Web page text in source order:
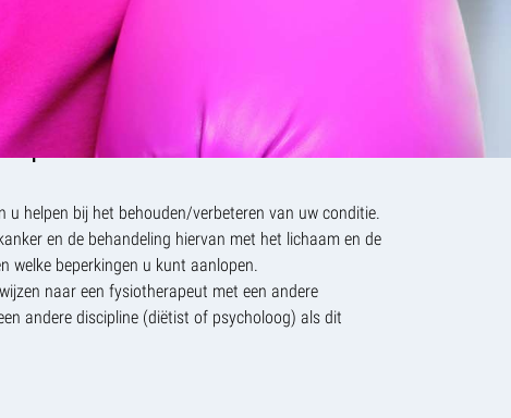
van de chemotherapie waardoor er een verlaagd
van de behandeling is.
fitheid en kracht waardoor dagelijkse
kunnen worden
voor u betekenen?
u helpen bij het behouden/verbeteren van uw conditie.
en de behandeling hiervan met het lichaam en de
welke beperkingen u kunt aanlopen.
naar een fysiotherapeut met een andere
andere discipline (diëtist of psycholoog) als dit